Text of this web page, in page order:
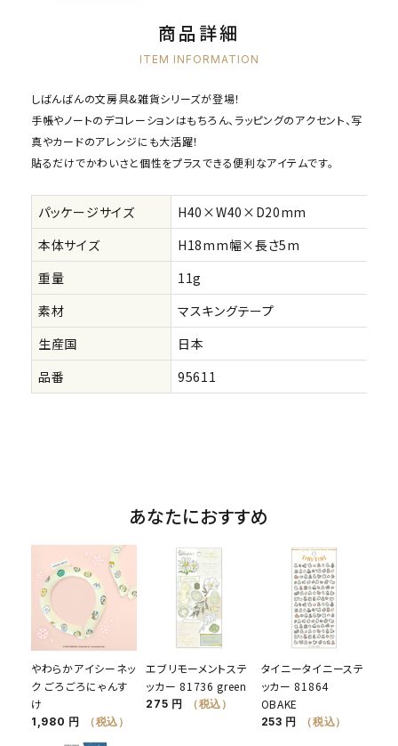
商品詳細
ITEM INFORMATION
しばんばんの文房具&雑貨シリーズが登場！
手帳やノートのデコレーションはもちろん、ラッピングのアクセント、写
真やカードのアレンジにも大活躍！
貼るだけでかわいさと個性をプラスできる便利なアイテムです。
パッケージサイズ
H40×W40×D20mm
本体サイズ
H18mm幅×長さ5m
重量
11g
素材
マスキングテープ
生産国
日本
品番
95611
あなたにおすすめ
やわらかアイシーネッ
ク ごろごろにゃんす
け
1,980 円 （税込）
エブリモーメントステ
ッカー 81736 green
275 円 （税込）
タイニータイニーステ
ッカー 81864
OBAKE
253 円 （税込）